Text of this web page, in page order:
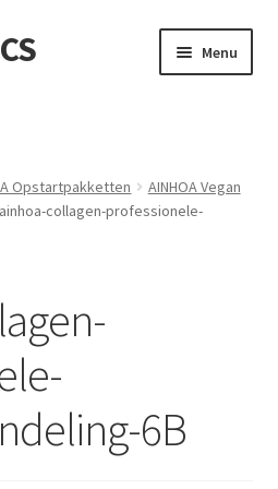
Menu
Opstartpakketten
AINHOA Vegan
ainhoa-collagen-professionele-
6B